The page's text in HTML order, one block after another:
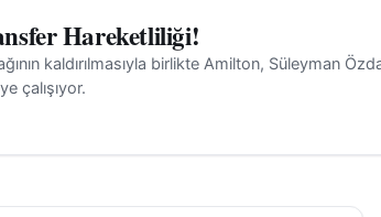
Hareketliliği!
kaldırılmasıyla birlikte Amilton, Süleyman
çalışıyor.